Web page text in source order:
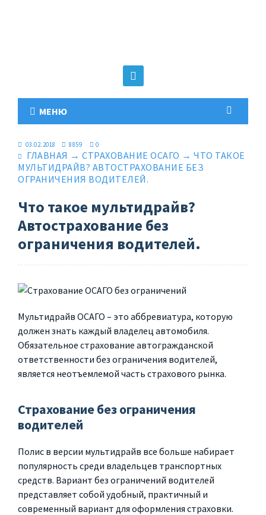
МЕНЮ
03.02.2018 8859 0
ГЛАВНАЯ → СТРАХОВАНИЕ ОСАГО → ЧТО ТАКОЕ
МУЛЬТИДРАЙВ? АВТОСТРАХОВАНИЕ БЕЗ
ОГРАНИЧЕНИЯ ВОДИТЕЛЕЙ.
Что такое мультидрайв?
Автострахование без
ограничения водителей.
Мультидрайв ОСАГО – это аббревиатура, которую
должен знать каждый владелец автомобиля.
Обязательное страхование автогражданской
ответственности без ограничения водителей,
является неотъемлемой часть страхового рынка.
Страхование без ограничения
водителей
Полис в версии мультидрайв все больше набирает
популярность среди владельцев транспортных
средств. Вариант без ограничений водителей
представляет собой удобный, практичный и
современный вариант для оформления страховки.